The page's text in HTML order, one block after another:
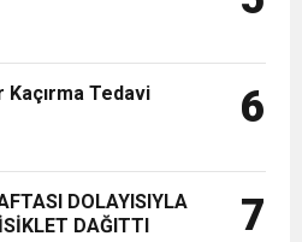
Tedavi
6
DOLAYISIYLA
DAĞITTI
7